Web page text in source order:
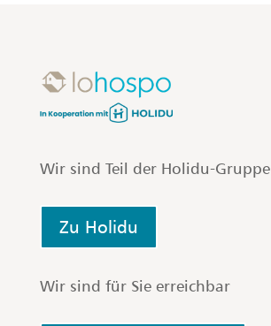
Wir sind Teil der Holidu-Gruppe
Zu Holidu
Wir sind für Sie erreichbar